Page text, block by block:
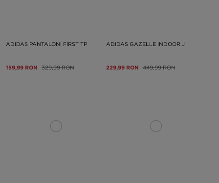
ADIDAS PANTALONI FIRST TP
159,99 RON 329,99 RON
ADIDAS GAZELLE INDOOR J
229,99 RON 449,99 RON